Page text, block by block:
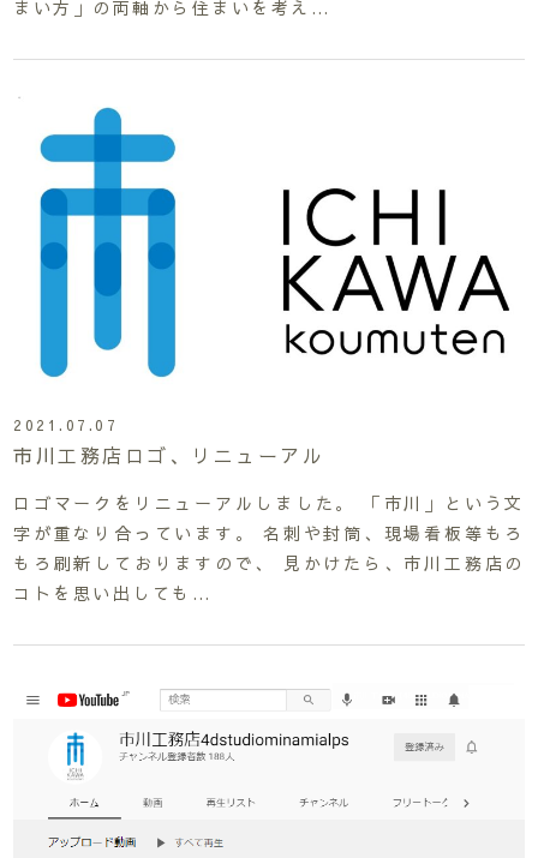
まい方」の両軸から住まいを考え…
2021.07.07
市川工務店ロゴ、リニューアル
ロゴマークをリニューアルしました。 「市川」という文
字が重なり合っています。 名刺や封筒、現場看板等もろ
もろ刷新しておりますので、 見かけたら、市川工務店の
コトを思い出しても…